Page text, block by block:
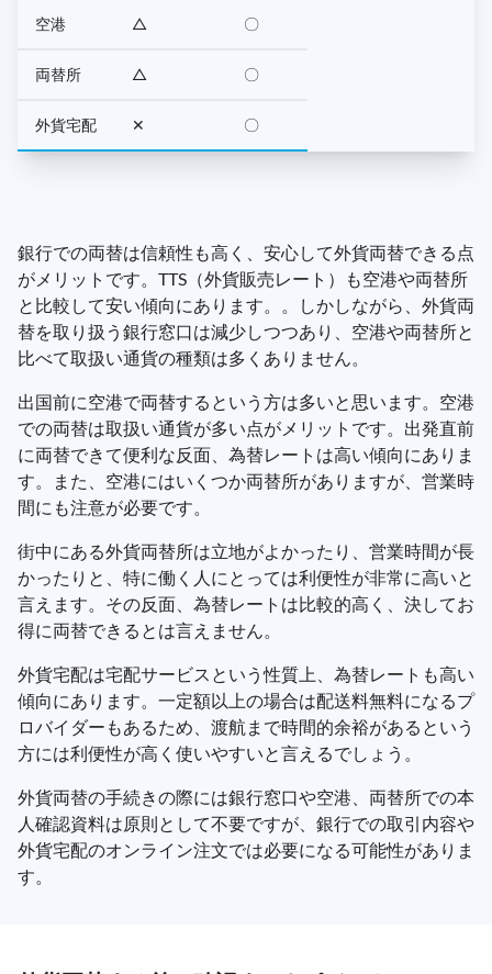
空港 △ 〇
両替所 △ 〇
外貨宅配 ✕ 〇
銀行での両替は信頼性も高く、安心して外貨両替できる点
がメリットです。TTS（外貨販売レート）も空港や両替所
と比較して安い傾向にあります。。しかしながら、外貨両
替を取り扱う銀行窓口は減少しつつあり、空港や両替所と
比べて取扱い通貨の種類は多くありません。
出国前に空港で両替するという方は多いと思います。空港
での両替は取扱い通貨が多い点がメリットです。出発直前
に両替できて便利な反面、為替レートは高い傾向にありま
す。また、空港にはいくつか両替所がありますが、営業時
間にも注意が必要です。
街中にある外貨両替所は立地がよかったり、営業時間が長
かったりと、特に働く人にとっては利便性が非常に高いと
言えます。その反面、為替レートは比較的高く、決してお
得に両替できるとは言えません。
外貨宅配は宅配サービスという性質上、為替レートも高い
傾向にあります。一定額以上の場合は配送料無料になるプ
ロバイダーもあるため、渡航まで時間的余裕があるという
方には利便性が高く使いやすいと言えるでしょう。
外貨両替の手続きの際には銀行窓口や空港、両替所での本
人確認資料は原則として不要ですが、銀行での取引内容や
外貨宅配のオンライン注文では必要になる可能性がありま
す。